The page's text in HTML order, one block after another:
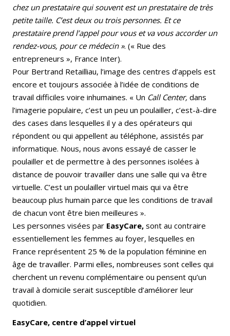
chez un prestataire qui souvent est un prestataire de très
petite taille. C’est deux ou trois personnes. Et ce
prestataire prend l’appel pour vous et va vous accorder un
rendez-vous, pour ce médecin ». (« Rue des
entrepreneurs », France Inter).
Pour Bertrand Retailliau, l’image des centres d’appels est
encore et toujours associée à l’idée de conditions de
travail difficiles voire inhumaines. « Un Call Center, dans
l’imagerie populaire, c’est un peu un poulailler, c’est-à-dire
des cases dans lesquelles il y a des opérateurs qui
répondent ou qui appellent au téléphone, assistés par
informatique. Nous, nous avons essayé de casser le
poulailler et de permettre à des personnes isolées à
distance de pouvoir travailler dans une salle qui va être
virtuelle. C’est un poulailler virtuel mais qui va être
beaucoup plus humain parce que les conditions de travail
de chacun vont être bien meilleures ».
Les personnes visées par EasyCare, sont au contraire
essentiellement les femmes au foyer, lesquelles en
France représentent 25 % de la population féminine en
âge de travailler. Parmi elles, nombreuses sont celles qui
cherchent un revenu complémentaire ou pensent qu’un
travail à domicile serait susceptible d’améliorer leur
quotidien.
EasyCare, centre d’appel virtuel